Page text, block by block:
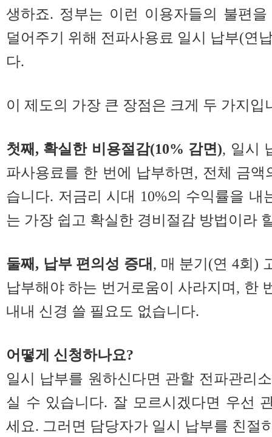
생하죠. 정부는 이런 이용자들의 불편
덜어주기 위해 전파사용료 일시 납부(연
다.
이 제도의 가장 큰 장점은 크게 두 가지입
첫째, 확실한 비용절감(10% 감면), 일시
파사용료를 한 번에 납부하면, 전체 금액
습니다. 저금리 시대 10%의 수익률을 내
는 가장 쉽고 확실한 경비절감 방법이라
둘째, 납부 편의성 증대 , 매 분기(연 4회)
납부해야 하는 번거로움이 사라지며, 한
내내 신경 쓸 필요도 없습니다.
어떻게 신청하나요?
일시 납부를 원하신다면 관할 전파관리
실 수 있습니다. 잘 모르시겠다면 우선
세요. 그러면 담당자가 일시 납부를 친절